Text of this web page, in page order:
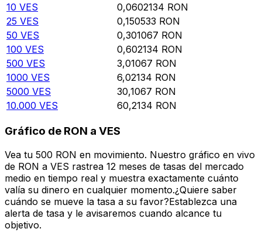
10 VES 0,0602134 RON
25 VES 0,150533 RON
50 VES 0,301067 RON
100 VES 0,602134 RON
500 VES 3,01067 RON
1000 VES 6,02134 RON
5000 VES 30,1067 RON
10.000 VES 60,2134 RON
Gráfico de RON a VES
Vea tu 500 RON en movimiento. Nuestro gráfico en vivo
de RON a VES rastrea 12 meses de tasas del mercado
medio en tiempo real y muestra exactamente cuánto
valía su dinero en cualquier momento.¿Quiere saber
cuándo se mueve la tasa a su favor?Establezca una
alerta de tasa y le avisaremos cuando alcance tu
objetivo.